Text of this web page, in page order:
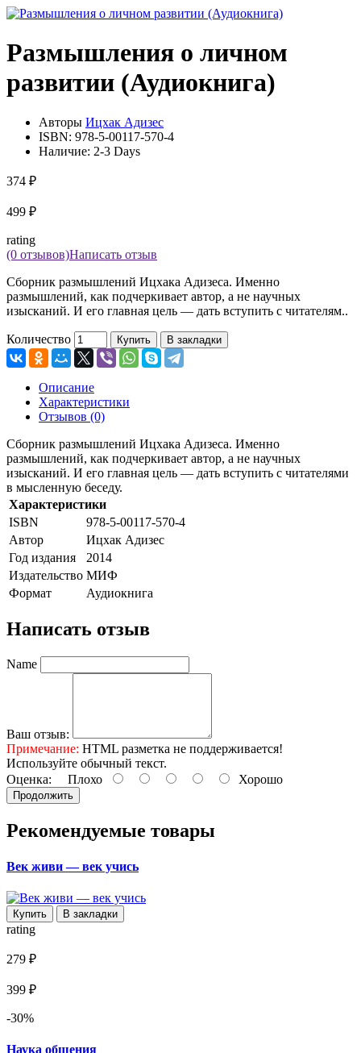
Размышления о личном
развитии (Аудиокнига)
Авторы Ицхак Адизес
ISBN: 978-5-00117-570-4
Наличие: 2-3 Days
374 ₽
499 ₽
rating
(0 отзывов)Написать отзыв
Сборник размышлений Ицхака Адизеса. Именно
размышлений, как подчеркивает автор, а не научных
изысканий. И его главная цель — дать вступить с читателям..
Количество Купить В закладки
Описание
Характеристики
Отзывов (0)
Сборник размышлений Ицхака Адизеса. Именно
размышлений, как подчеркивает автор, а не научных
изысканий. И его главная цель — дать вступить с читателями
в мысленную беседу.
Характеристики
ISBN
978-5-00117-570-4
Автор
Ицхак Адизес
Год издания
2014
Издательство МИФ
Формат
Аудиокнига
Написать отзыв
Name
Ваш отзыв:
Примечание: HTML разметка не поддерживается!
Используйте обычный текст.
Оценка: Плохо Хорошо
Продолжить
Рекомендуемые товары
Век живи — век учись
Купить В закладки
rating
279 ₽
399 ₽
-30%
Наука общения